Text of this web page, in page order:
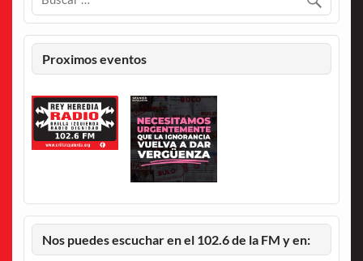
Proximos eventos
Nos puedes escuchar en el 102.6 de la FM y en: